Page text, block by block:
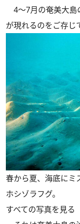
4～7月の奄美大島
が現れるのをご存じ
春から夏、海底にミ
ホシゾラフグ。
すべての写真を見る